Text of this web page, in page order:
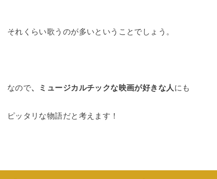
それくらい歌うのが多いということでしょう。
なので、ミュージカルチックな映画が好きな人 にも
ピッタリな物語だと考えます！